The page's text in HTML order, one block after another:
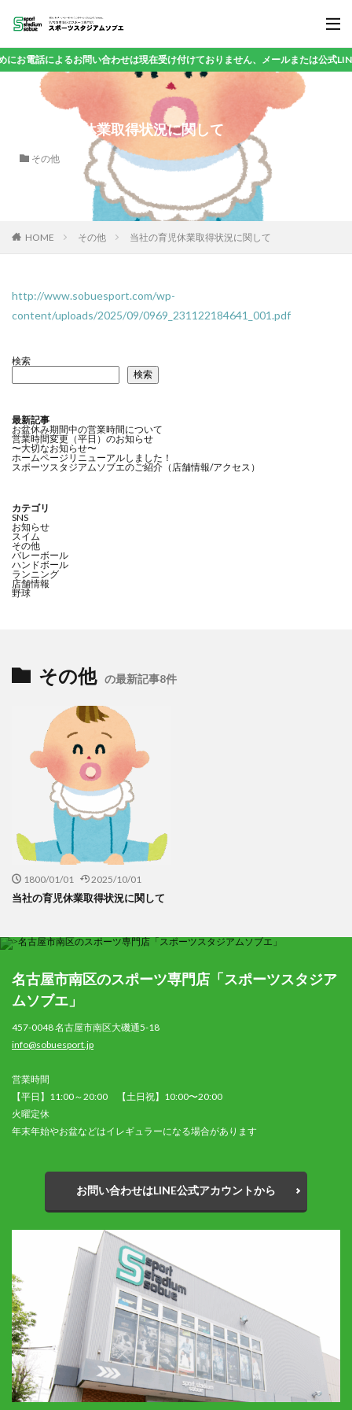
電話によるお問い合わせは現在受け付けておりません、メールまたは公式LINE
当社の育児休業取得状況に関して
その他
HOME その他 当社の育児休業取得状況に関して
http://www.sobuesport.com/wp-
content/uploads/2025/09/0969_231122184641_001.pdf
検索
検索
最新記事
お盆休み期間中の営業時間について
営業時間変更（平日）のお知らせ
〜大切なお知らせ〜
ホームページリニューアルしました！
スポーツスタジアムソブエのご紹介（店舗情報/アクセス）
カテゴリ
SNS
お知らせ
スイム
その他
バレーボール
ハンドボール
ランニング
店舗情報
野球
その他 の最新記事8件
1800/01/01 2025/10/01
当社の育児休業取得状況に関して
名古屋市南区のスポーツ専門店「スポーツスタジア
ムソブエ」
457-0048 名古屋市南区大磯通5-18
info@sobuesport.jp
営業時間
【平日】11:00～20:00 【土日祝】10:00〜20:00
火曜定休
年末年始やお盆などはイレギュラーになる場合があります
お問い合わせはLINE公式アカウントから